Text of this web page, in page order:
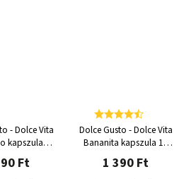
- Dolce Vita
kapszula -
adagFt
Dolce Gusto - Dolce Vita
Bananita kapszula 16
adag
1 390 Ft